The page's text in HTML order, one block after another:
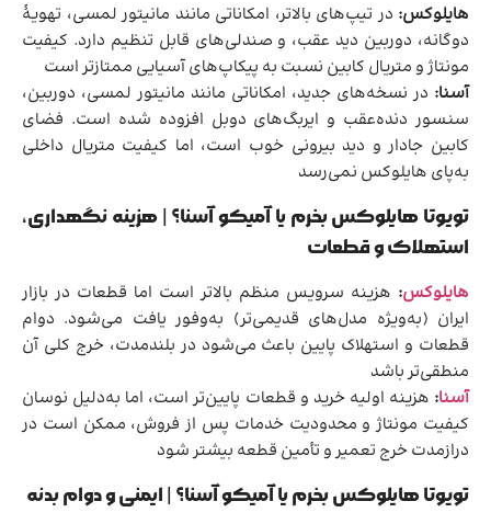
هایلوکس: در تیپ‌های بالاتر، امکاناتی مانند مانیتور لمسی، تهویهٔ
دوگانه، دوربین دید عقب، و صندلی‌های قابل تنظیم دارد. کیفیت
مونتاژ و متریال کابین نسبت به پیکاپ‌های آسیایی ممتازتر است
آسنا: در نسخه‌های جدید، امکاناتی مانند مانیتور لمسی، دوربین،
سنسور دنده‌عقب و ایربگ‌های دوبل افزوده شده است. فضای
کابین جادار و دید بیرونی خوب است، اما کیفیت متریال داخلی
به‌پای هایلوکس نمی‌رسد
تویوتا هایلوکس بخرم یا آمیکو آسنا؟ | هزینه نگهداری،
استهلاک و قطعات
هایلوکس: هزینه سرویس منظم بالاتر است اما قطعات در بازار
ایران (به‌ویژه مدل‌های قدیمی‌تر) به‌وفور یافت می‌شود. دوام
قطعات و استهلاک پایین باعث می‌شود در بلندمدت، خرج کلی آن
منطقی‌تر باشد
آسنا: هزینه اولیه خرید و قطعات پایین‌تر است، اما به‌دلیل نوسان
کیفیت مونتاژ و محدودیت خدمات پس از فروش، ممکن است در
درازمدت خرج تعمیر و تأمین قطعه بیشتر شود
تویوتا هایلوکس بخرم یا آمیکو آسنا؟ | ایمنی و دوام بدنه